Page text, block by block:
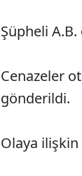
Şüpheli
Cenazeler
gönderildi.
Olaya